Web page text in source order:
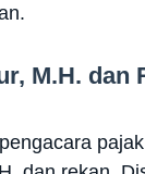
M.H. dan